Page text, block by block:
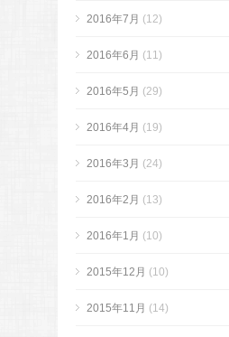
2016年7月 (12)
2016年6月 (11)
2016年5月 (29)
2016年4月 (19)
2016年3月 (24)
2016年2月 (13)
2016年1月 (10)
2015年12月 (10)
2015年11月 (14)